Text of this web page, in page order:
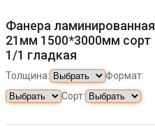
Фанера ламинированная
21мм 1500*3000мм сорт
1/1 гладкая
Толщина:
Формат:
Сорт: